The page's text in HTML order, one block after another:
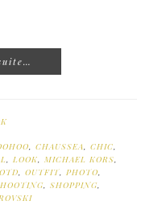
CHAUSSEA CHIC
, LOOK, MICHAEL KORS,
, OUTFIT, PHOTO,
, SHOPPING,